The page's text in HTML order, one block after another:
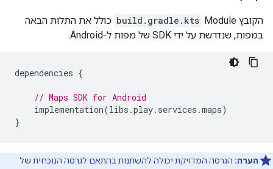
הקובץ Module build.gradle.kts כולל את התלות הבאה
במפות, שנדרשת על ידי SDK של מפות ל-Android.
dependencies {
// Maps SDK for Android
implementation(libs .play. services .maps)
}
הערה: הגרסה המדויקת יכולה להשתנות בהתאם לגרסה הנוכחית של